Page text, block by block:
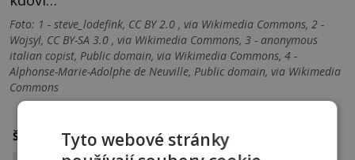
Foto: 1 - steve_lodefink, CC BY 2.0 , via Wikimedia Commons, 2 -
Wojsyl, CC BY-SA 3.0 , via Wikimedia Commons, 3 - anonymous
italian copist, Public domain, via Wikimedia Commons, 4 -
Alphonse-Marie-Adolphe de Neuville, Public domain, via Wikimedia
Commons
Štítky: chobotnice kryptid
mořská příšera
Tyto webové stránky